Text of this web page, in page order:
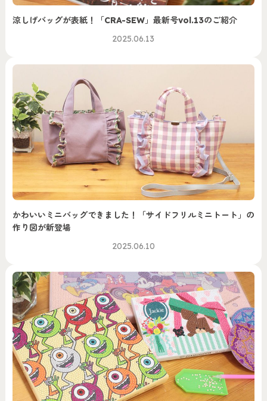
涼しげバッグが表紙！「CRA-SEW」最新号vol.13のご紹介
2025.06.13
かわいいミニバッグできました！「サイドフリルミニトート」の
作り図が新登場
2025.06.10